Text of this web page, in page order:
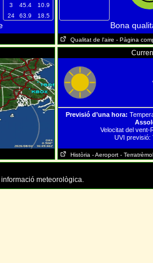
3
45.4
10.9
24
63.9 18.5
Bona
Qualitat de l'aire - Pàgina
Previsió d’una hora:
Velocitat del vent-
UVI previsió:
Història - Aeroport -
meteorològica.